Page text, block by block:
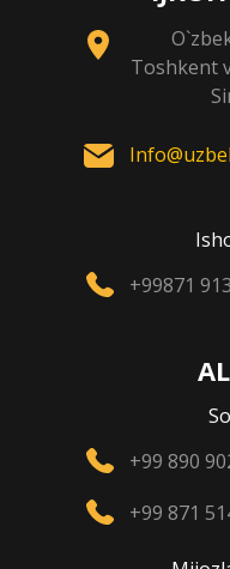
Toshkent
+99871
+99 890
+99 871